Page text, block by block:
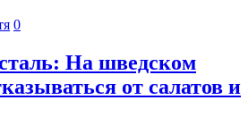
0
На шведском
от салатов и